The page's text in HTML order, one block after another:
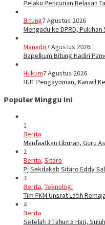
Pelaku Pencurian Belasan
Bitung7 Agustus 2026
Mengadu ke DPRD, Puluhan
Manado7 Agustus 2026
‎Bapelkum Bitung Hadiri
Hukum7 Agustus 2026
HUT Pengayoman, Kanwil
Populer Minggu Ini
1
Berita
Manfaatkan Liburan, Guru
2
Berita, Sitaro
Pj Sekdakab Sitaro Eddy
3
Berita, Teknologi
Tim FKM Unsrat Latih
4
Berita
Setelah 3 Tahun 5 Hari,